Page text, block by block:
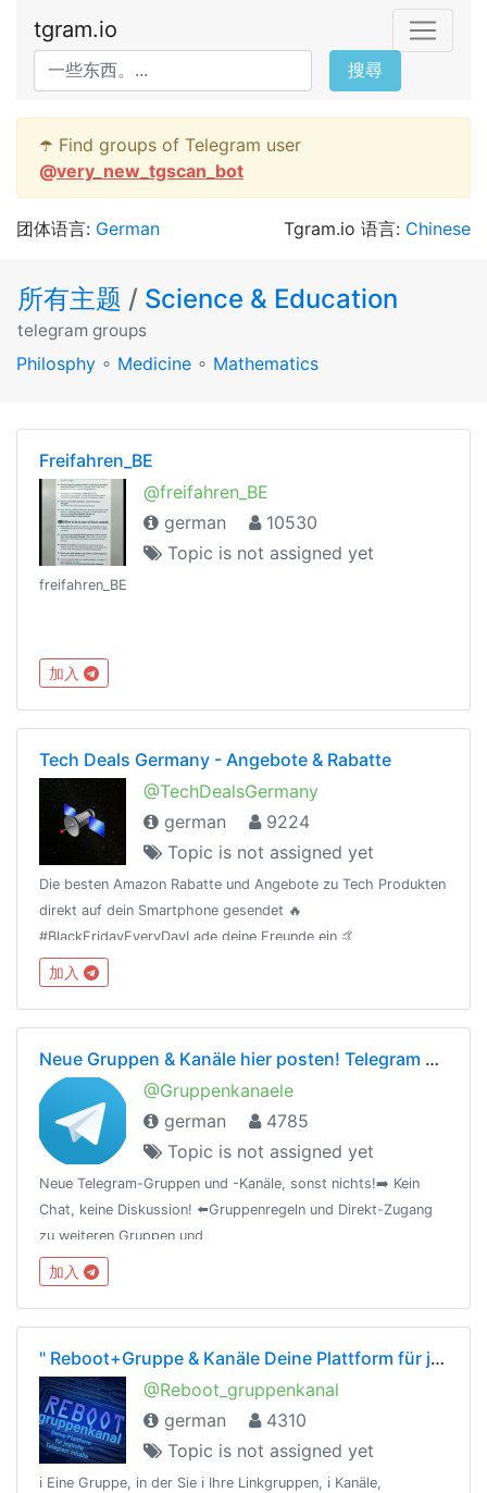
tgram.io
搜尋
☂️ Find groups of Telegram user
@very_new_tgscan_bot
团体语言: German Tgram.io 语言: Chinese
所有主题 / Science & Education
telegram groups
Philosphy ∘ Medicine ∘ Mathematics
Freifahren_BE
@freifahren_BE
german
10530
Topic is not assigned yet
freifahren_BE
加入
Tech Deals Germany - Angebote & Rabatte
@TechDealsGermany
german
9224
Topic is not assigned yet
Die besten Amazon Rabatte und Angebote zu Tech Produkten
direkt auf dein Smartphone gesendet 🔥
#BlackFridayEveryDayLade deine Freunde ein 🤙
(t.me/TechDealsGermany)Als Amazon-Partner verdiene ich an
qualifizierten Verkäufen.
加入
Neue Gruppen & Kanäle hier posten! Telegram Service Werbung Info Admins Support
@Gruppenkanaele
german
4785
Topic is not assigned yet
Neue Telegram-Gruppen und -Kanäle, sonst nichts!➡️ Kein
Chat, keine Diskussion! ⬅️Gruppenregeln und Direkt-Zugang
zu weiteren Gruppen und
Kanälen:https://telegra.ph/Uebersicht-Gruppen-und-Kanaele-
04-24
加入
" Reboot+Gruppe & Kanäle Deine Plattform für jegliche Telegram Inhalte
@Reboot_gruppenkanal
german
4310
Topic is not assigned yet
ℹ️ Eine Gruppe, in der Sie ℹ️ Ihre Linkgruppen, ℹ️ Kanäle,